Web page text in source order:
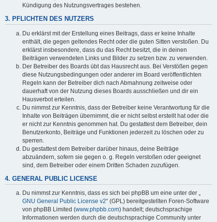
Kündigung des Nutzungsvertrages bestehen.
3. PFLICHTEN DES NUTZERS
Du erklärst mit der Erstellung eines Beitrags, dass er keine Inhalte
enthält, die gegen geltendes Recht oder die guten Sitten verstoßen. Du
erklärst insbesondere, dass du das Recht besitzt, die in deinen
Beiträgen verwendeten Links und Bilder zu setzen bzw. zu verwenden.
Der Betreiber des Boards übt das Hausrecht aus. Bei Verstößen gegen
diese Nutzungsbedingungen oder anderer im Board veröffentlichten
Regeln kann der Betreiber dich nach Abmahnung zeitweise oder
dauerhaft von der Nutzung dieses Boards ausschließen und dir ein
Hausverbot erteilen.
Du nimmst zur Kenntnis, dass der Betreiber keine Verantwortung für die
Inhalte von Beiträgen übernimmt, die er nicht selbst erstellt hat oder die
er nicht zur Kenntnis genommen hat. Du gestattest dem Betreiber, dein
Benutzerkonto, Beiträge und Funktionen jederzeit zu löschen oder zu
sperren.
Du gestattest dem Betreiber darüber hinaus, deine Beiträge
abzuändern, sofern sie gegen o. g. Regeln verstoßen oder geeignet
sind, dem Betreiber oder einem Dritten Schaden zuzufügen.
4. GENERAL PUBLIC LICENSE
Du nimmst zur Kenntnis, dass es sich bei phpBB um eine unter der „
GNU General Public License v2“ (GPL) bereitgestellten Foren-Software
von phpBB Limited (www.phpbb.com) handelt; deutschsprachige
Informationen werden durch die deutschsprachige Community unter